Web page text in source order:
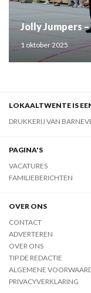
Jolly Jumpers –
1 oktober 2025
LOKAALTWENTE IS
DRUKKERIJ VAN
PAGINA'S
VACATURES
FAMILIEBERICHTEN
OVER ONS
CONTACT
ADVERTEREN
OVER ONS
TIP DE REDACTIE
ALGEMENE
PRIVACYVERKLARING